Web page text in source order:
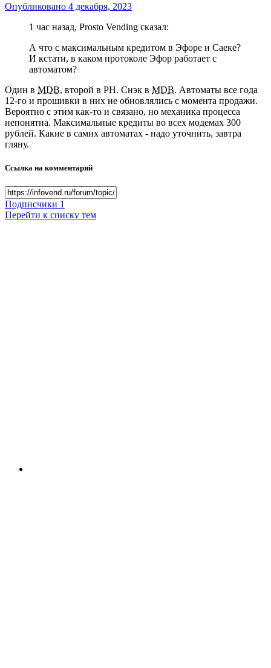
Опубликовано 4 декабря, 2023
1 час назад, Prosto Vending сказал:
А что с максимальным кредитом в Эфоре и Саеке?
И кстати, в каком протоколе Эфор работает с
автоматом?
Один в MDB, второй в PH. Снэк в MDB. Автоматы все года
12-го и прошивки в них не обновлялись с момента продажи.
Вероятно с этим как-то и связано, но механика процесса
непонятна. Максимальные кредиты во всех модемах 300
рублей. Какие в самих автоматах - надо уточнить, завтра
гляну.
Ссылка на комментарий
Подписчики 1
Перейти к списку тем